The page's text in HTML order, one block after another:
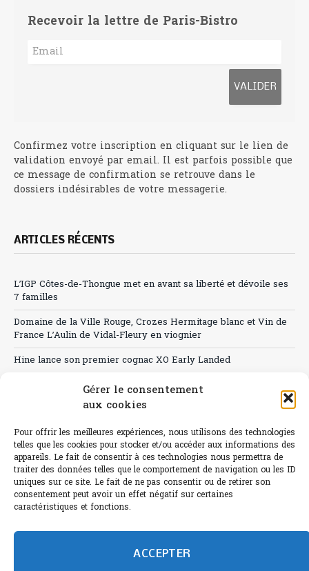
Gérer le consentement
aux cookies
Pour offrir les meilleures expériences, nous utilisons des technologies
telles que les cookies pour stocker et/ou accéder aux informations des
appareils. Le fait de consentir à ces technologies nous permettra de
traiter des données telles que le comportement de navigation ou les ID
uniques sur ce site. Le fait de ne pas consentir ou de retirer son
consentement peut avoir un effet négatif sur certaines
caractéristiques et fonctions.
ACCEPTER
Recevoir la lettre de Paris-Bistro
Confirmez votre inscription en cliquant sur le lien de
validation envoyé par email. Il est parfois possible que
ce message de confirmation se retrouve dans le
dossiers indésirables de votre messagerie.
ARTICLES RÉCENTS
L’IGP Côtes-de-Thongue met en avant sa liberté et dévoile ses
7 familles
Domaine de la Ville Rouge, Crozes Hermitage blanc et Vin de
France L’Aulin de Vidal-Fleury en viognier
Hine lance son premier cognac XO Early Landed
Canicule : A quand le CHR à « l’heure espagnole » ?
Sélection de rosés 2026
L'abus d'alcool est dangereux pour la santé.
humain et 0% IA de Paris Bistro Editions - SARL de Presse -